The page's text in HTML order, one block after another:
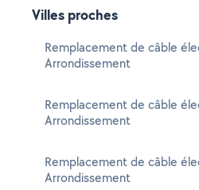
Villes proches
Remplacement de câble
Arrondissement
Remplacement de câble
Arrondissement
Remplacement de câble
Arrondissement